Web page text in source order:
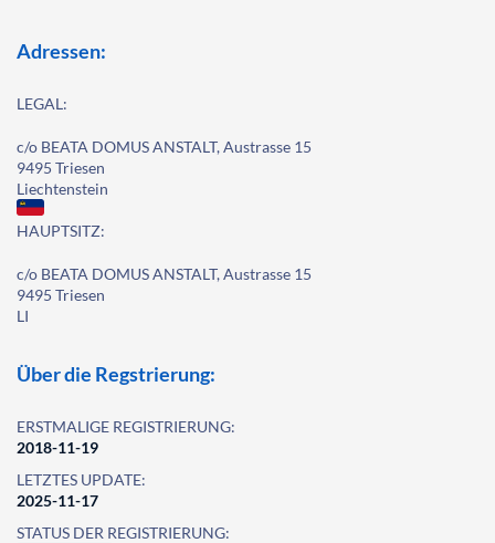
Adressen:
LEGAL:
c/o BEATA DOMUS ANSTALT, Austrasse 15
9495 Triesen
Liechtenstein
HAUPTSITZ:
c/o BEATA DOMUS ANSTALT, Austrasse 15
9495 Triesen
LI
Über die Regstrierung:
ERSTMALIGE REGISTRIERUNG:
2018-11-19
LETZTES UPDATE:
2025-11-17
STATUS DER REGISTRIERUNG: